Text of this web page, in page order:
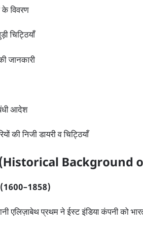
के विवरण
चिट्ठियाँ
जानकारी
आदेश
की निजी डायरी व चिट्ठियाँ
(Historical
(1600–1858)
एलिज़ाबेथ प्रथम ने ईस्ट इंडिया कंपनी को